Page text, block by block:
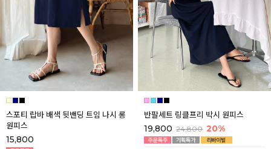
스포티 랍바 배색 뒷밴딩 트임 나시 롱
원피스
15,800
반팔세트 링클프리 박시 원피스
19,800 24,800 20%